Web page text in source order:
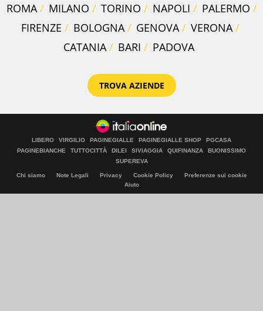
ROMA MILANO TORINO NAPOLI
PALERMO
FIRENZE
BOLOGNA GENOVA
VERONA
CATANIA
BARI PADOVA
TROVA AZIENDE
LIBERO VIRGILIO PAGINEGIALLE PAGINEGIALLE SHOP
PGCASA
PAGINEBIANCHE
TUTTOCITTÀ DILEI SIVIAGGIA QUIFINANZA
BUONISSIMO
SUPEREVA
Chi siamo Note Legali Privacy Cookie Policy
Preferenze sui cookie
Aiuto